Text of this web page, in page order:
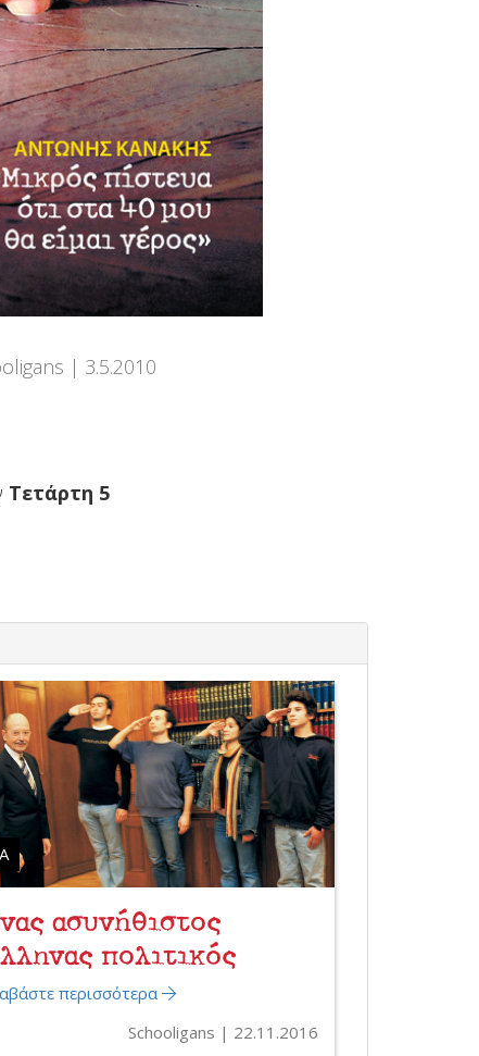
3.5.2010
Τετάρτη 5
ασυνήθιστος
πολιτικός
περισσότερα
Schooligans
22.11.2016